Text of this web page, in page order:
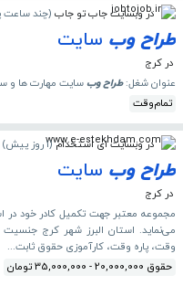
در وبسایت جاب تو جاب (چند
طراح وب سایت
در کرج
عنوان شغل:طراحوبسایت مهارت ها و
تمام‌وقت
در وبسایت ای استخدام(1 روز پیش )
طراح وب سایت
در کرج
مجموعه معتبر جهت تکمیل کادر خود در
می‌نماید. استان البرز شهر کرج
وقت، پاره وقت، کارآموزی حقوق ثابت...
حقوق 20,000,000 - 35,000,000 تومان